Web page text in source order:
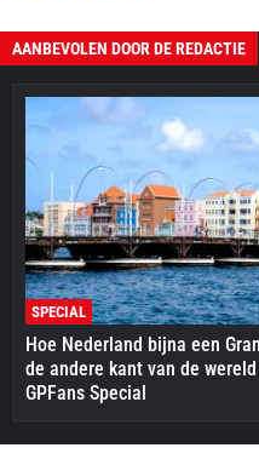
AANBEVOLEN DOOR DE REDACTIE
SPECIAL
Hoe Nederland bijna een
de andere kant van de
GPFans Special